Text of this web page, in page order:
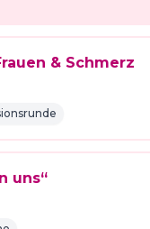
& Schmerz
uns“